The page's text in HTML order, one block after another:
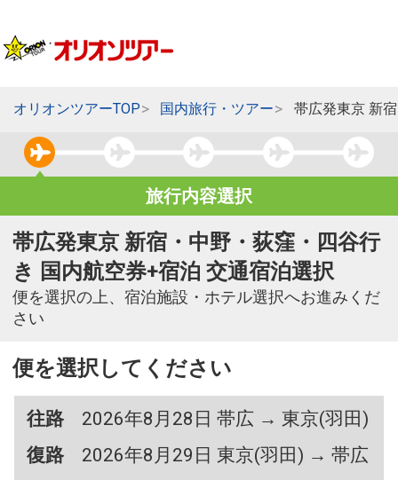
オリオンツアーTOP 国内旅行・ツアー 帯広発東京 新
旅行内容選択
帯広発東京 新宿・中野・荻窪・四谷行
き 国内航空券+宿泊 交通宿泊選択
便を選択の上、宿泊施設・ホテル選択へお進みくだ
さい
便を選択してください
往路
2026年8月28日 帯広 → 東京(羽田)
復路
2026年8月29日 東京(羽田) → 帯広